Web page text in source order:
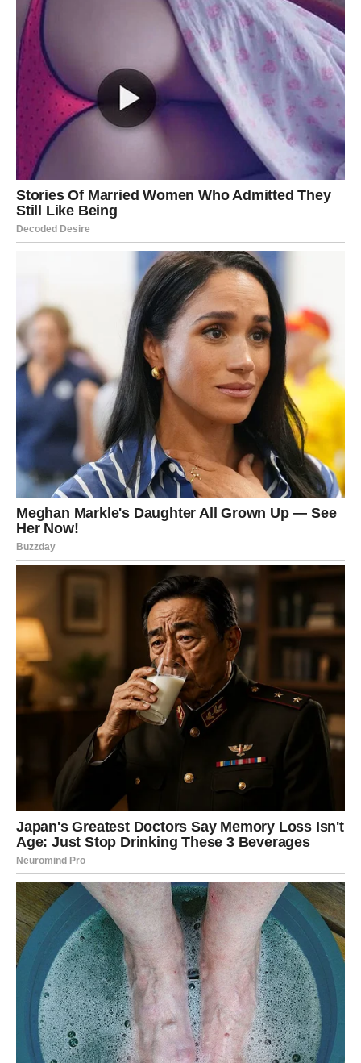
Ključni trenutak stigao je kada je Amelija pronašla ime
muškarca sa fotografije –Michael Davies. Nakon godina
pretraživanja interneta, sudskih registara i različitih
izvora, uspela je da ga pronađe. Devet godina nakon što
je prvi put ugledala fotografiju, otišla je da ga sretne.
Susret je razotkrio istinu koju je njena majka verovatno i
od sebe skrivala. Michael je ispričao da su on i Amelijina
majka bili mladi i zaljubljeni, suočeni s ogromnim
pritiscima svojih porodica. Amelijina majka je bila trudna,
pa su morali da sevenčaju pre nego što su bili spremni
okviru strogog katoličkog okruženja, što je ostavilo trajne
posledice na njen život.
Istina o bebi sa fotografije bila je drugačija od svega
što je Amelija očekivala – dete nije bila njena
izgubljena sestra, već rođak iz Michaelove porodice,
kojeg su Michael i njena majka čuvali dok su pozirali za
sliku. Ovaj momenat doneo je Ameliji olakšanje, ali i
duboko razumevanje složenosti prošlosti svoje majke.
Kroz sve godine potrage, Amelija je bila
duboko
pogođena pričama drugih žena. Posebno ju je dirnula
priča Diane Šihan, koja je morala da preživi traume
prinudnog usvajanja. Diane je opisala rođenje svoje bebe
kao dehumanizujući i traumatičan proces, ostavljajući
Ameliju sa osećajem tuge, ali i sa širim uvidom u
nepravde koje mnoge žene nose kroz život.
Iako je sama istina o njenoj majci bila manje strašna
nego što je prvobitno mislila, iskustvo je pokazalo
kako porodične tajne mogu oblikovati životei kako
potisnute priče mogu ostaviti trajne posledice. Svaka
fotografija, svaka priča i svaka tišina mogu biti tragovi
koji čekaju da budu otkriveni, a otkrivanje može biti
oslobađajuće, ali i bolno.
Amelijina potraga naglašava važnost suočavanja s
prošlošću i priznanja istorije koja je često obavijena
tajnama i lažima. Njena priča takođe pokazuje koliko